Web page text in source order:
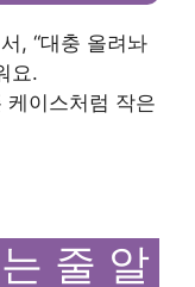
, “대충 올려놔
요.
이스처럼 작은
줄 알